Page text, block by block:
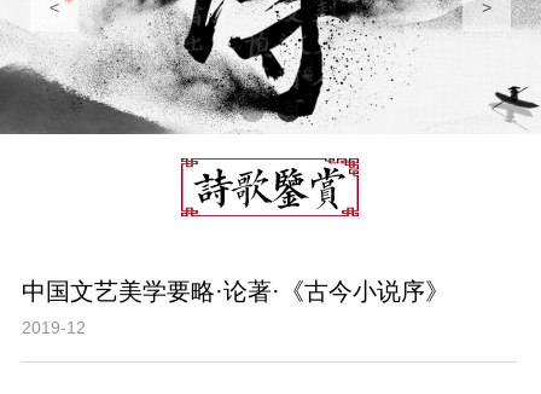
< >
中国文艺美学要略·论著·《古今小说序》
2019-12